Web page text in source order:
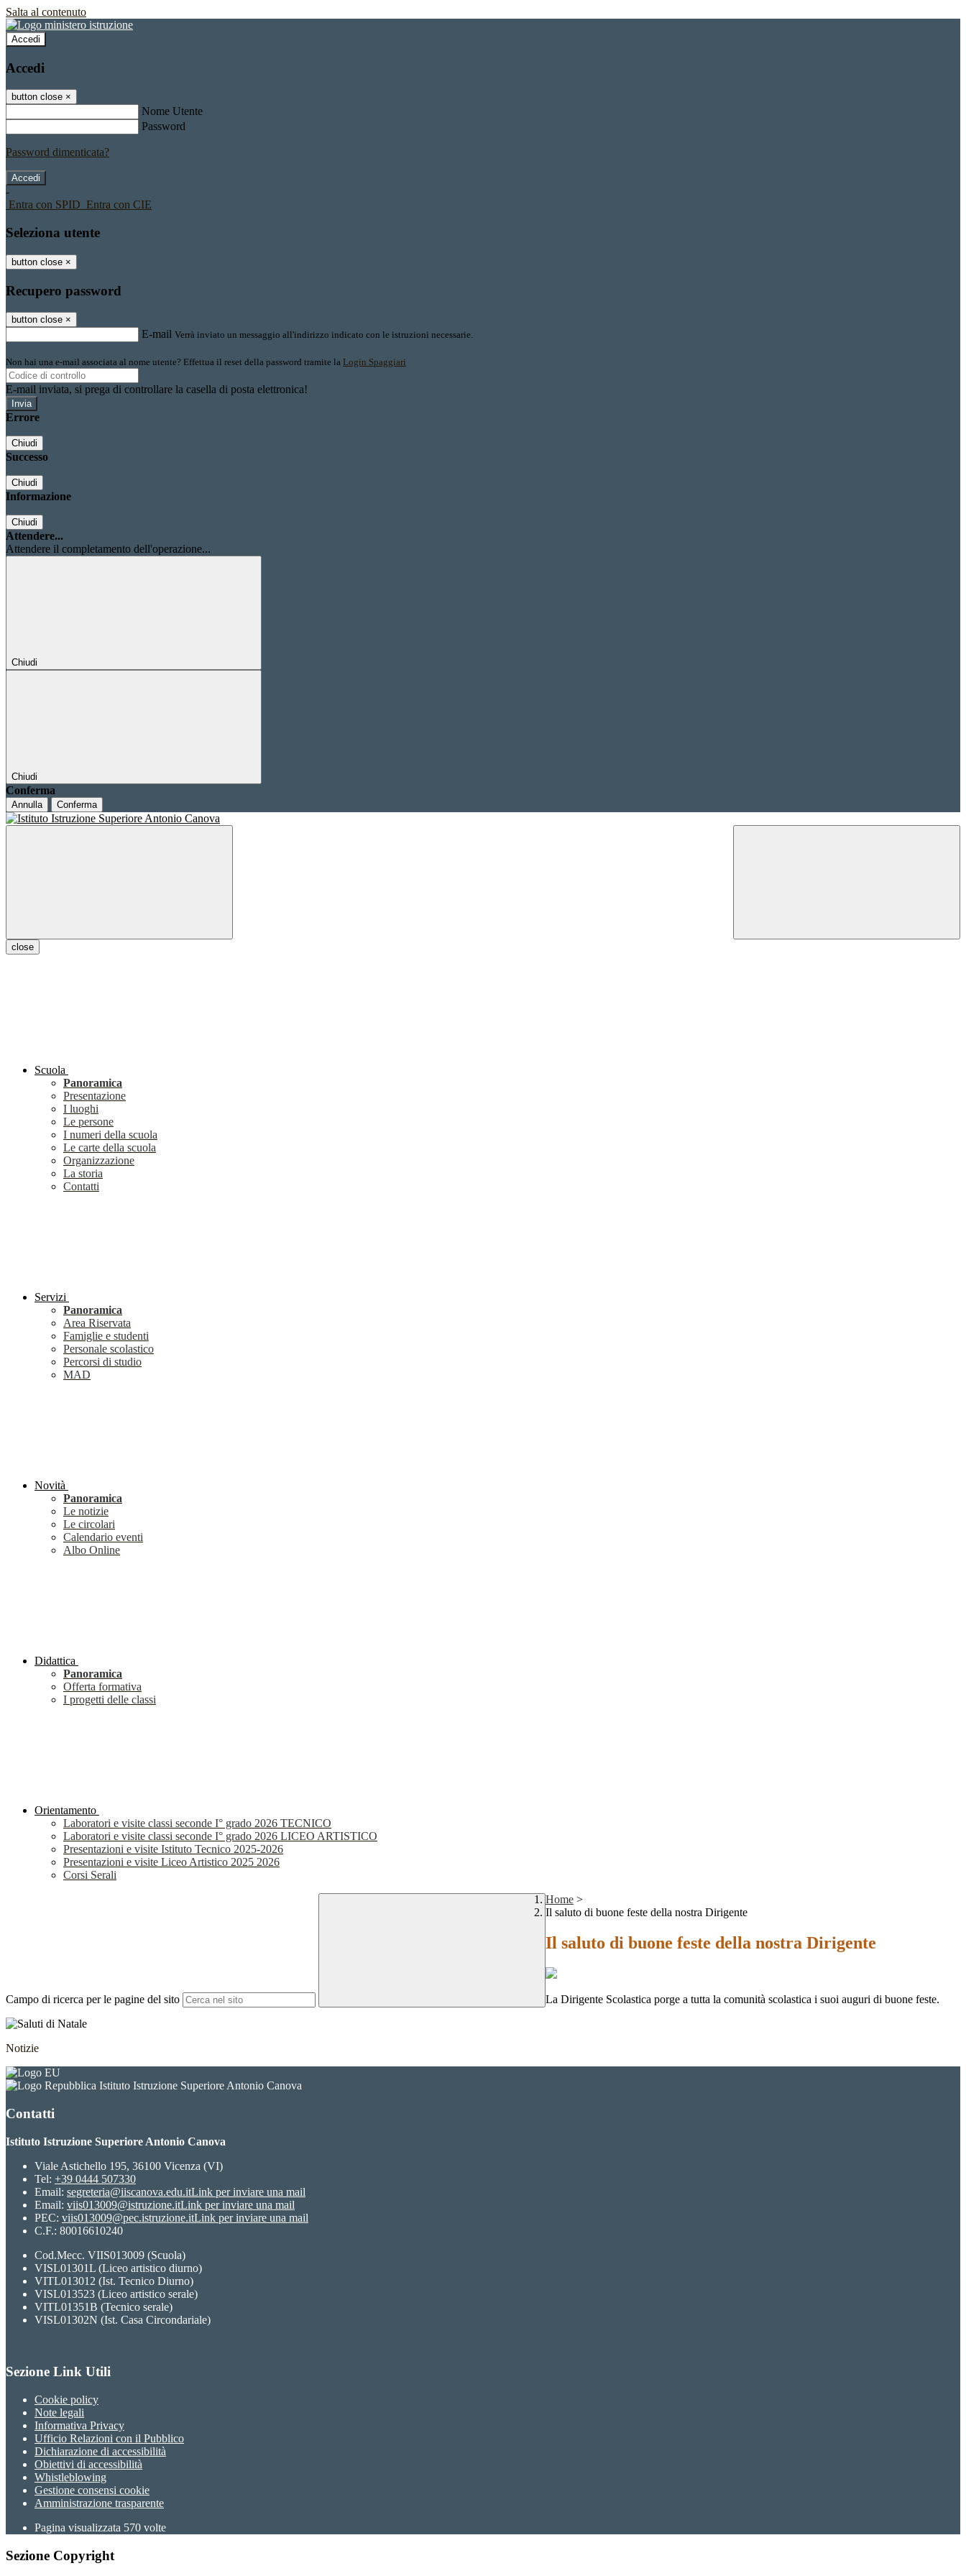
Salta al contenuto
Accedi
Accedi
button close ×
Nome Utente
Password
Password dimenticata?
-
Entra con SPID Entra con CIE
Seleziona utente
button close ×
Recupero password
button close ×
E-mail Verrà inviato un messaggio all'indirizzo indicato con le istruzioni necessarie.
Non hai una e-mail associata al nome utente? Effettua il reset della password tramite la Login Spaggiari
E-mail inviata, si prega di controllare la casella di posta elettronica!
Errore
Chiudi
Successo
Chiudi
Informazione
Chiudi
Attendere...
Attendere il completamento dell'operazione...
Chiudi
Chiudi
Conferma
Annulla Conferma
close
Scuola
Panoramica
Presentazione
I luoghi
Le persone
I numeri della scuola
Le carte della scuola
Organizzazione
La storia
Contatti
Servizi
Panoramica
Area Riservata
Famiglie e studenti
Personale scolastico
Percorsi di studio
MAD
Novità
Panoramica
Le notizie
Le circolari
Calendario eventi
Albo Online
Didattica
Panoramica
Offerta formativa
I progetti delle classi
Orientamento
Laboratori e visite classi seconde I° grado 2026 TECNICO
Laboratori e visite classi seconde I° grado 2026 LICEO ARTISTICO
Presentazioni e visite Istituto Tecnico 2025-2026
Presentazioni e visite Liceo Artistico 2025 2026
Corsi Serali
Campo di ricerca per le pagine del sito
Home >
Il saluto di buone feste della nostra Dirigente
Il saluto di buone feste della nostra Dirigente
La Dirigente Scolastica porge a tutta la comunità scolastica i suoi auguri di buone feste.
Notizie
Istituto Istruzione Superiore Antonio Canova
Contatti
Istituto Istruzione Superiore Antonio Canova
Viale Astichello 195, 36100 Vicenza (VI)
Tel: +39 0444 507330
Email: segreteria@iiscanova.edu.itLink per inviare una mail
Email: viis013009@istruzione.itLink per inviare una mail
PEC: viis013009@pec.istruzione.itLink per inviare una mail
C.F.: 80016610240
Cod.Mecc. VIIS013009 (Scuola)
VISL01301L (Liceo artistico diurno)
VITL013012 (Ist. Tecnico Diurno)
VISL013523 (Liceo artistico serale)
VITL01351B (Tecnico serale)
VISL01302N (Ist. Casa Circondariale)
Sezione Link Utili
Cookie policy
Note legali
Informativa Privacy
Ufficio Relazioni con il Pubblico
Dichiarazione di accessibilità
Obiettivi di accessibilità
Whistleblowing
Gestione consensi cookie
Amministrazione trasparente
Pagina visualizzata 570 volte
Sezione Copyright